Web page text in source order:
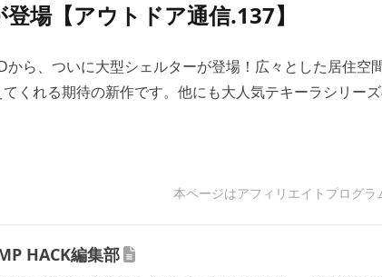
場【アウトドア通信.137】
から、ついに大型シェルターが登場！広々とした居住空
くれる期待の新作です。他にも大人気テキーラシリー
本ページはアフィリエイトプログラ
HACK編集部